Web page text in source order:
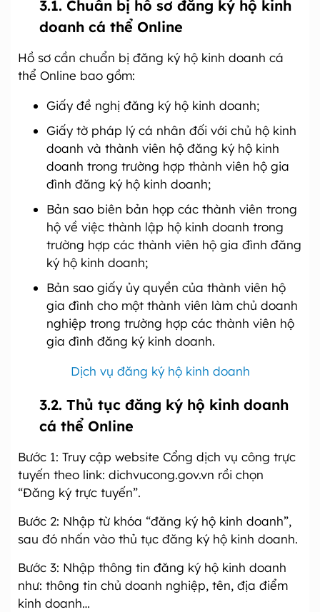
3.1. Chuẩn bị hồ sơ đăng ký hộ kinh
doanh cá thể Online
Hồ sơ cần chuẩn bị đăng ký hộ kinh doanh cá
thể Online bao gồm:
Giấy đề nghị đăng ký hộ kinh doanh;
Giấy tờ pháp lý cá nhân đối với chủ hộ kinh
doanh và thành viên hộ đăng ký hộ kinh
doanh trong trường hợp thành viên hộ gia
đình đăng ký hộ kinh doanh;
Bản sao biên bản họp các thành viên trong
hộ về việc thành lập hộ kinh doanh trong
trường hợp các thành viên hộ gia đình đăng
ký hộ kinh doanh;
Bản sao giấy ủy quyền của thành viên hộ
gia đình cho một thành viên làm chủ doanh
nghiệp trong trường hợp các thành viên hộ
gia đình đăng ký kinh doanh.
Dịch vụ đăng ký hộ kinh doanh
3.2. Thủ tục đăng ký hộ kinh doanh
cá thể Online
Bước 1: Truy cập website Cổng dịch vụ công trực
tuyến theo link: dichvucong.gov.vn rồi chọn
“Đăng ký trực tuyến”.
Bước 2: Nhập từ khóa “đăng ký hộ kinh doanh”,
sau đó nhấn vào thủ tục đăng ký hộ kinh doanh.
Bước 3: Nhập thông tin đăng ký hộ kinh doanh
như: thông tin chủ doanh nghiệp, tên, địa điểm
kinh doanh…